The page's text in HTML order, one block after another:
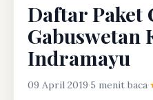
Daftar Paket
Gabuswetan
Indramayu
09 April 2019·5 menit baca·